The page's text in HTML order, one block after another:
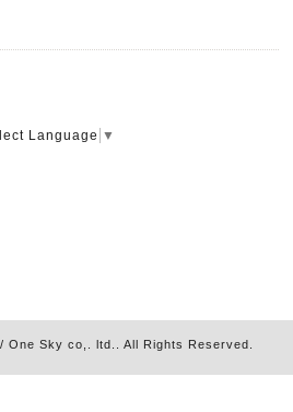
Language ▼
One Sky co,. ltd. . All Rights Reserved.